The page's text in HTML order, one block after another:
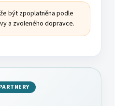
být zpoplatněna podle
a zvoleného dopravce.